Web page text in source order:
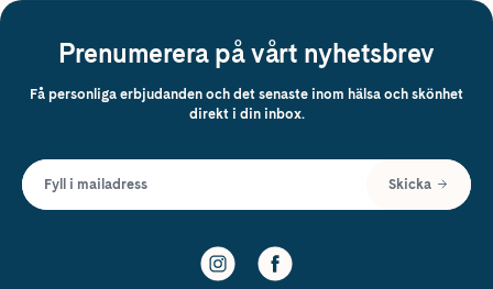
Prenumerera på vårt nyhetsbrev
Få personliga erbjudanden och det senaste inom hälsa och skönhet
direkt i din inbox.
Fyll i mailadress Skicka